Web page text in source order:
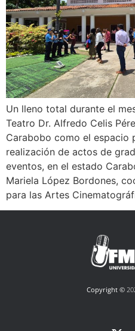
Un lleno total durante el
Teatro Dr. Alfredo Celis
Carabobo como el espacio
realización de actos de
eventos, en el estado
Mariela López Bordones,
para las Artes
Copyright ©